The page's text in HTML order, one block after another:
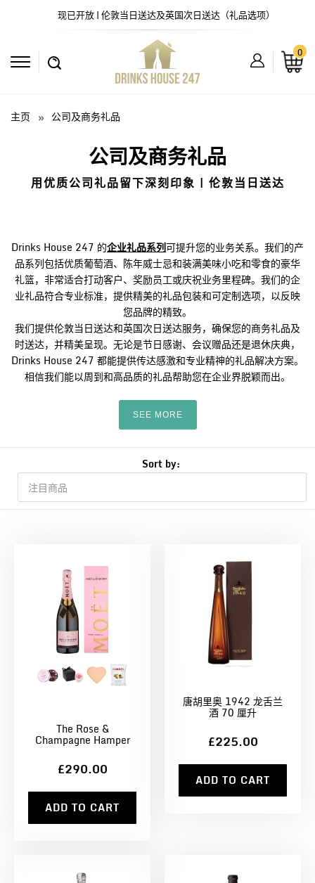
现已开放 | 伦敦当日送达及英国次日送达（礼品选项）
0
主页 公司及商务礼品
公司及商务礼品
用优质公司礼品留下深刻印象 | 伦敦当日送达
Drinks House 247 的企业礼品系列可提升您的业务关系。我们的产
品系列包括优质葡萄酒、陈年威士忌和装满美味小吃和零食的豪华
礼篮，非常适合打动客户、奖励员工或庆祝业务里程碑。我们的企
业礼品符合专业标准，提供精美的礼品包装和可定制选项，以反映
您品牌的精致。
我们提供伦敦当日送达和英国次日送达服务，确保您的商务礼品及
时送达，并精美呈现。无论是节日感谢、会议赠品还是退休庆典，
Drinks House 247 都能提供传达感激和专业精神的礼品解决方案。
相信我们能以周到和高品质的礼品帮助您在企业界脱颖而出。
SEE MORE
Sort by:
The Rose &
Champagne Hamper
£290.00
ADD TO CART
唐胡里奥 1942 龙舌兰
酒 70 厘升
£225.00
ADD TO CART